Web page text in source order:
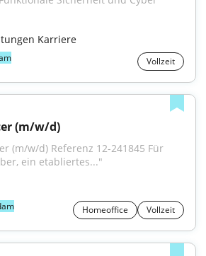
Karriere
Vollzeit
(m/w/d)
(m/w/d) Referenz 12-241845 Für
ein etabliertes..."
Homeoffice Vollzeit